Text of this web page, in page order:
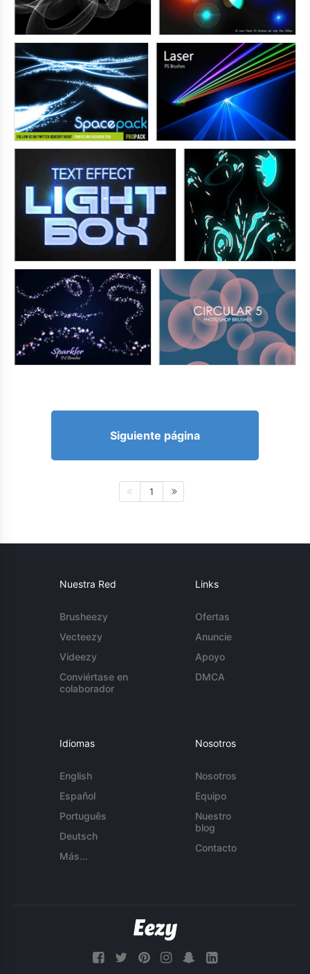
Siguiente página
1
Nuestra Red
Brusheezy
Vecteezy
Videezy
Conviértase en
colaborador
Links
Ofertas
Anuncie
Apoyo
DMCA
Idiomas
English
Español
Português
Deutsch
Más...
Nosotros
Nosotros
Equipo
Nuestro
blog
Contacto